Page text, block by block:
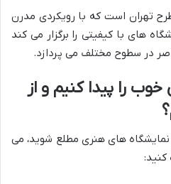
تهران است که با رویکردی مدرن
های با کیفیتی را برگزار می کند
در سطوح مختلف می پردازد.
خوب را پیدا کنیم و از
نمایشگاه های هنری مطلع شوید، می
کنید: